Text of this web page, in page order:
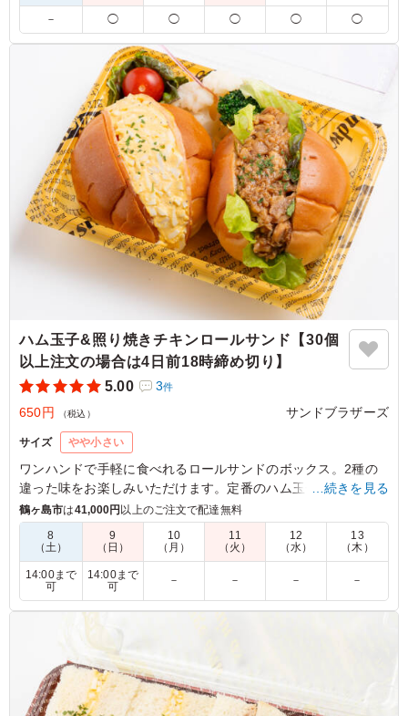
※ハラル対応弁当です。
外国人にはご飯がモチモチし過ぎていて好まれない点、野
菜の素焼きが好まれない点をもっと研究して欲しいし外国
人向けのオプションなどでもっと外国人の口に合うメニュ
ーを作って欲しい。その点が改善されると、とてもリーズ
ナブルでボリュームのあるお弁当だと思います。もう少し
キーマっぽく水分少なめでひき肉が感じられるとより美味
しく感じられると思います。
ご利用シーン：－
埼玉県さいたま市桜区下大久保 2025/10/12
－ ◯ ◯ ◯ ◯ ◯
ハム玉子&照り焼きチキンロールサンド【30個
以上注文の場合は4日前18時締め切り】
5.00
3件
650円 （税込） サンドブラザーズ
サイズ やや小さい
ワンハンドで手軽に食べれるロールサンドのボックス。2種の
違った味をお楽しみいただけます。定番のハム玉子と照り焼き
チキンでお届けします。
5.0 株式会社共同テレビジョンCMアドコンテンツ部
みんなが大好きなハム玉子と照り焼きチキンの組み合わ
せ！人気ナンバーワンなのも納得の美味しさです。味のク
オリティが高いだけでなく、見た目の彩りも鮮やかで食欲
をそそられます。誰にでも喜ばれるサンドイッチです。
ご利用シーン：ロケ・撮影
東京都北区志茂2026/04/18
…続きを見る
鶴ヶ島市は41,000円以上のご注文で配達無料
8
（土）
9
（日）
10
（月）
11
（火）
12
（水）
13
（木）
14:00まで
可
14:00まで
可
－ － － －